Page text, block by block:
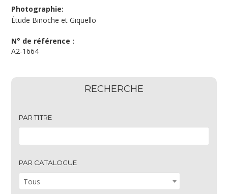
Photographie:
Étude Binoche et Giquello
N° de référence :
A2-1664
RECHERCHE
PAR TITRE
PAR CATALOGUE
Tous